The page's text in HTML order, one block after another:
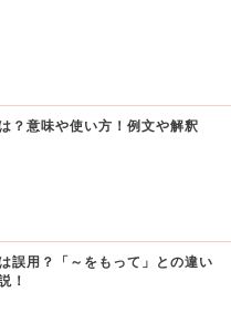
？意味や使い方！例文や解釈
誤用？「～をもって」との違い
！